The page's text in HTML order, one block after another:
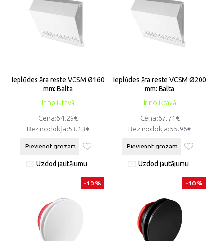
Ir noliktavā
Ieplūdes āra reste VCSM Ø160
mm: Balta
Cena:64.29€
Bez nodokļa:53.13€
Pievienot grozam
Uzdod jautājumu
Ir noliktavā
Ieplūdes āra reste VCSM Ø200
mm: Balta
Cena:67.71€
Bez nodokļa:55.96€
Pievienot grozam
Uzdod jautājumu
-10 % -10 %